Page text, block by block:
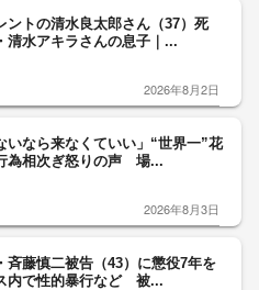
ントの清水良太郎さん（37）死
水アキラさんの息子｜...
2026年8月2日
いなら来なくていい」“世界一”花
為相次ぎ怒りの声 場...
2026年8月3日
斉藤慎二被告（43）に懲役7年を
内で性的暴行など 被...